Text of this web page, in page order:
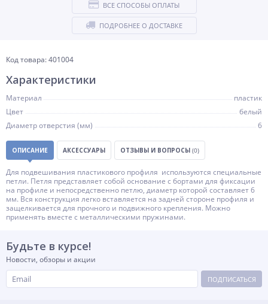
Код товара: 401004
ВСЕ СПОСОБЫ ОПЛАТЫ
ПОДРОБНЕЕ О ДОСТАВКЕ
Характеристики
Материал
пластик
Цвет
белый
Диаметр отверстия (мм)
6
ОПИСАНИЕ АКСЕССУАРЫ ОТЗЫВЫ И ВОПРОСЫ (0)
Для подвешивания пластикового профиля используются специальные
петли. Петля представляет собой основание с бортами для фиксации
на профиле и непосредственно петлю, диаметр которой составляет 6
мм. Вся конструкция легко вставляется на задней стороне профиля и
защелкивается для прочного и подвижного крепления. Можно
применять вместе с металлическими пружинами.
Будьте в курсе!
Новости, обзоры и акции
ПОДПИСАТЬСЯ